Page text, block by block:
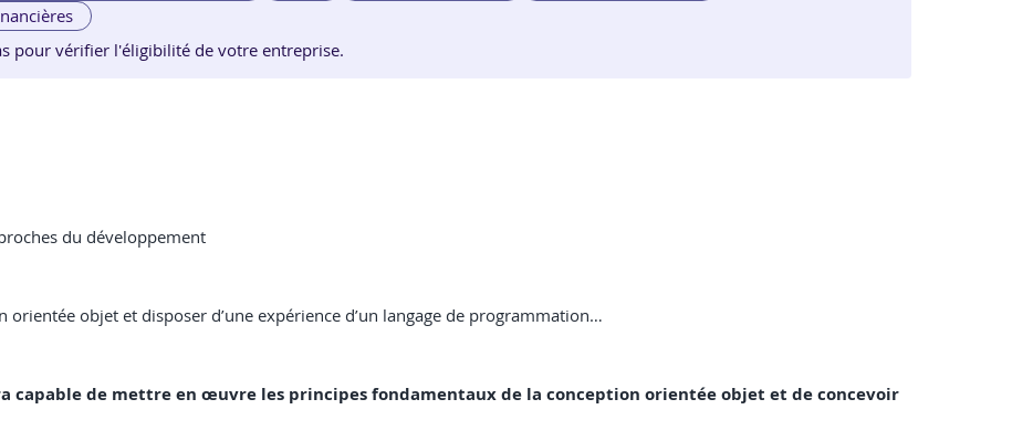
pour vérifier l'éligibilité de votre entreprise.
du développement
objet et disposer d’une expérience d’un langage de programmation…
capable de mettre en œuvre les principes fondamentaux de la conception orientée objet et de concevoir